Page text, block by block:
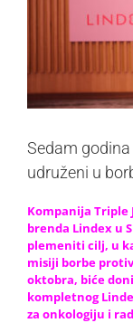
Sedam
udruženi u
Kompanija Triple
brenda Lindex u
plemeniti cilj, u
misiji borbe
oktobra, biće
kompletnog
za onkologiju i